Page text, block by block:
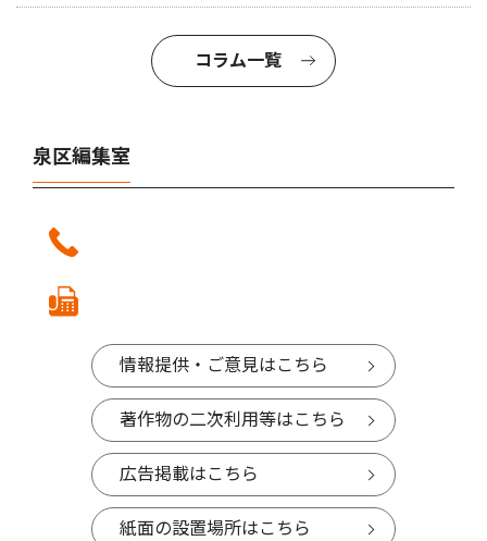
コラム一覧
泉区編集室
情報提供・ご意見はこちら
著作物の二次利用等はこちら
広告掲載はこちら
紙面の設置場所はこちら